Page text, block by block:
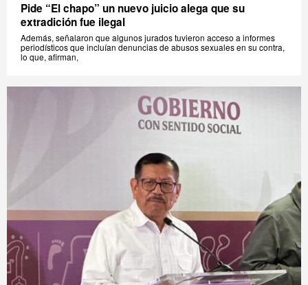
Pide “El chapo” un nuevo juicio alega que su
extradición fue ilegal
Además, señalaron que algunos jurados tuvieron acceso a informes
periodísticos que incluían denuncias de abusos sexuales en su contra,
lo que, afirman,